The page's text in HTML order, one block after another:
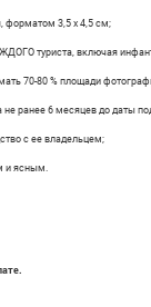
форматом 3,5 х 4,5 см;
туриста, включая
70-80 % площади
ранее 6 месяцев до даты
с ее владельцем;
и ясным.